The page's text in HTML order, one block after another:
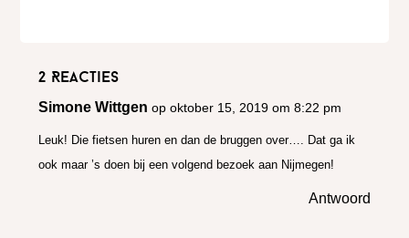
2 Reacties
Simone Wittgen op oktober 15, 2019 om 8:22 pm
Leuk! Die fietsen huren en dan de bruggen over…. Dat ga ik
ook maar ’s doen bij een volgend bezoek aan Nijmegen!
Antwoord